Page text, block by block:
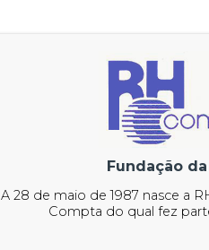
Fundação da
A 28 de maio de 1987 nasce a
Compta do qual fez